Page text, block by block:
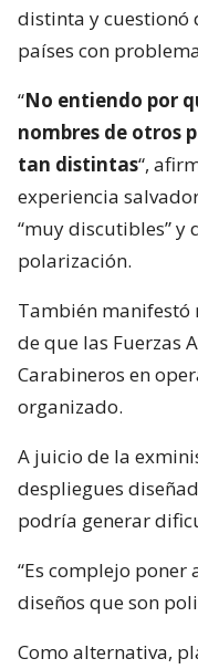
distinta y cuestionó
países con
“No entiendo por
nombres de otros
tan distintas“,
experiencia
“muy discutibles”
polarización.
También
de que las Fuerzas
Carabineros en
organizado.
A juicio de la
despliegues
podría generar
“Es complejo
diseños que son
Como alternativa,